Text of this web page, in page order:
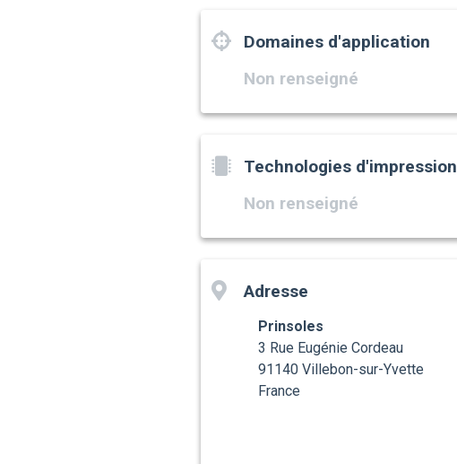
Domaines d'application
Non renseigné
Technologies d'impression
Non renseigné
Adresse
Prinsoles
3 Rue Eugénie Cordeau
91140 Villebon-sur-Yvette
France